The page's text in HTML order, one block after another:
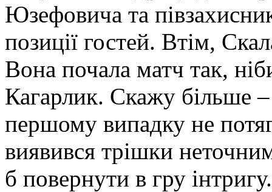
Юзефовича та
позиції гостей. Втім,
Вона почала матч так,
Кагарлик. Скажу більше
першому випадку не
виявився трішки
б повернути в гру інтригу.